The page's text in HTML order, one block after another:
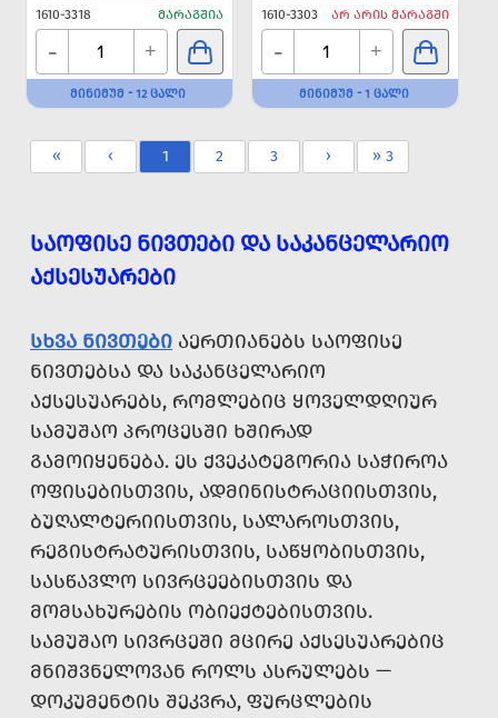
1610-3318 ᲛᲐᲠᲐᲒᲨᲘᲐ
- +
ᲛᲘᲜᲘᲛᲣᲛ - 12 ᲪᲐᲚᲘ
1610-3303
ᲐᲠ ᲐᲠᲘᲡ ᲛᲐᲠᲐᲒᲨᲘ
- +
ᲛᲘᲜᲘᲛᲣᲛ - 1 ᲪᲐᲚᲘ
« ‹ 1 2 3 › » 3
ᲡᲐᲝᲤᲘᲡᲔ ᲜᲘᲕᲗᲔᲑᲘ ᲓᲐ ᲡᲐᲙᲐᲜᲪᲔᲚᲐᲠᲘᲝ
ᲐᲥᲡᲔᲡᲣᲐᲠᲔᲑᲘ
ᲡᲮᲕᲐ ᲜᲘᲕᲗᲔᲑᲘ ᲐᲔᲠᲗᲘᲐᲜᲔᲑᲡ ᲡᲐᲝᲤᲘᲡᲔ
ᲜᲘᲕᲗᲔᲑᲡᲐ ᲓᲐ ᲡᲐᲙᲐᲜᲪᲔᲚᲐᲠᲘᲝ
ᲐᲥᲡᲔᲡᲣᲐᲠᲔᲑᲡ, ᲠᲝᲛᲚᲔᲑᲘᲪ ᲧᲝᲕᲔᲚᲓᲦᲘᲣᲠ
ᲡᲐᲛᲣᲨᲐᲝ ᲞᲠᲝᲪᲔᲡᲨᲘ ᲮᲨᲘᲠᲐᲓ
ᲒᲐᲛᲝᲘᲧᲔᲜᲔᲑᲐ. ᲔᲡ ᲥᲕᲔᲙᲐᲢᲔᲒᲝᲠᲘᲐ ᲡᲐᲭᲘᲠᲝᲐ
ᲝᲤᲘᲡᲔᲑᲘᲡᲗᲕᲘᲡ, ᲐᲓᲛᲘᲜᲘᲡᲢᲠᲐᲪᲘᲘᲡᲗᲕᲘᲡ,
ᲑᲣᲦᲐᲚᲢᲔᲠᲘᲘᲡᲗᲕᲘᲡ, ᲡᲐᲚᲐᲠᲝᲡᲗᲕᲘᲡ,
ᲠᲔᲒᲘᲡᲢᲠᲐᲢᲣᲠᲘᲡᲗᲕᲘᲡ, ᲡᲐᲬᲧᲝᲑᲘᲡᲗᲕᲘᲡ,
ᲡᲐᲡᲬᲐᲕᲚᲝ ᲡᲘᲕᲠᲪᲔᲔᲑᲘᲡᲗᲕᲘᲡ ᲓᲐ
ᲛᲝᲛᲡᲐᲮᲣᲠᲔᲑᲘᲡ ᲝᲑᲘᲔᲥᲢᲔᲑᲘᲡᲗᲕᲘᲡ.
ᲡᲐᲛᲣᲨᲐᲝ ᲡᲘᲕᲠᲪᲔᲨᲘ ᲛᲪᲘᲠᲔ ᲐᲥᲡᲔᲡᲣᲐᲠᲔᲑᲘᲪ
ᲛᲜᲘᲨᲕᲜᲔᲚᲝᲕᲐᲜ ᲠᲝᲚᲡ ᲐᲡᲠᲣᲚᲔᲑᲡ —
ᲓᲝᲙᲣᲛᲔᲜᲢᲘᲡ ᲨᲔᲙᲕᲠᲐ, ᲤᲣᲠᲪᲚᲔᲑᲘᲡ